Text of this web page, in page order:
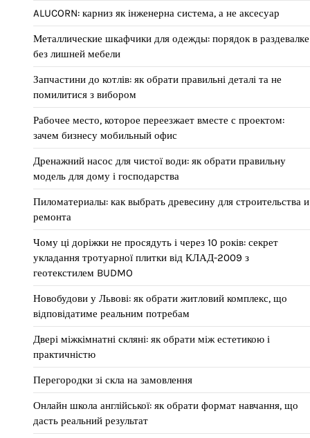
ALUCORN: карниз як інженерна система, а не аксесуар
Металлические шкафчики для одежды: порядок в раздевалке
без лишней мебели
Запчастини до котлів: як обрати правильні деталі та не
помилитися з вибором
Рабочее место, которое переезжает вместе с проектом:
зачем бизнесу мобильный офис
Дренажний насос для чистої води: як обрати правильну
модель для дому і господарства
Пиломатериалы: как выбрать древесину для строительства и
ремонта
Чому ці доріжки не просядуть і через 10 років: секрет
укладання тротуарної плитки від КЛАД-2009 з
геотекстилем BUDMO
Новобудови у Львові: як обрати житловий комплекс, що
відповідатиме реальним потребам
Двері міжкімнатні скляні: як обрати між естетикою і
практичністю
Перегородки зі скла на замовлення
Онлайн школа англійської: як обрати формат навчання, що
дасть реальний результат